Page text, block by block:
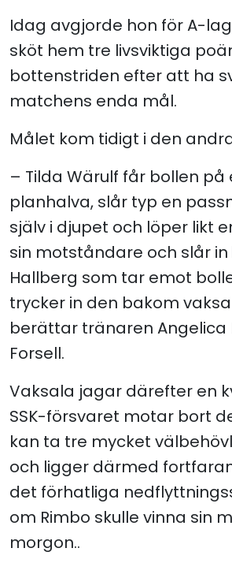
Idag avgjorde hon för A-
sköt hem tre livsviktiga
bottenstriden efter att ha
matchens enda mål.
Målet kom tidigt i den
– Tilda Wärulf får bollen på
planhalva, slår typ en
själv i djupet och löper likt
sin motståndare och slår
Hallberg som tar emot
trycker in den bakom
berättar tränaren Angelica
Forsell.
Vaksala jagar därefter en
SSK-försvaret motar bort
kan ta tre mycket
och ligger därmed
det förhatliga
om Rimbo skulle vinna sin
morgon..